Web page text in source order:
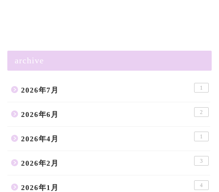
archive
2026年7月 1
2026年6月 2
2026年4月 1
2026年2月 3
2026年1月 4